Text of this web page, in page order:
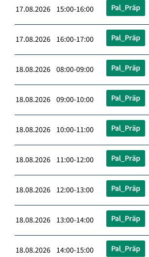
17.08.2026 15:00-16:00 Pal_Präp
17.08.2026 16:00-17:00 Pal_Präp
18.08.2026 08:00-09:00 Pal_Präp
18.08.2026 09:00-10:00 Pal_Präp
18.08.2026 10:00-11:00 Pal_Präp
18.08.2026 11:00-12:00 Pal_Präp
18.08.2026 12:00-13:00 Pal_Präp
18.08.2026 13:00-14:00 Pal_Präp
18.08.2026 14:00-15:00 Pal_Präp